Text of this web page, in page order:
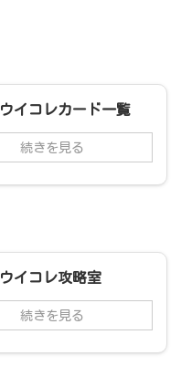
ウイコレカード一覧
続きを見る
ウイコレ攻略室
続きを見る